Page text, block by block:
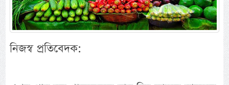
নিজস্ব প্রতিবেদক: